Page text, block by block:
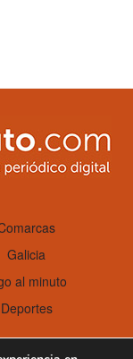
Galicia
al minuto
Deportes